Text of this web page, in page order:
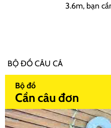
3.6m, bạn
BỘ ĐỒ CÂU CÁ
Bộ đồ
Cần câu đơn